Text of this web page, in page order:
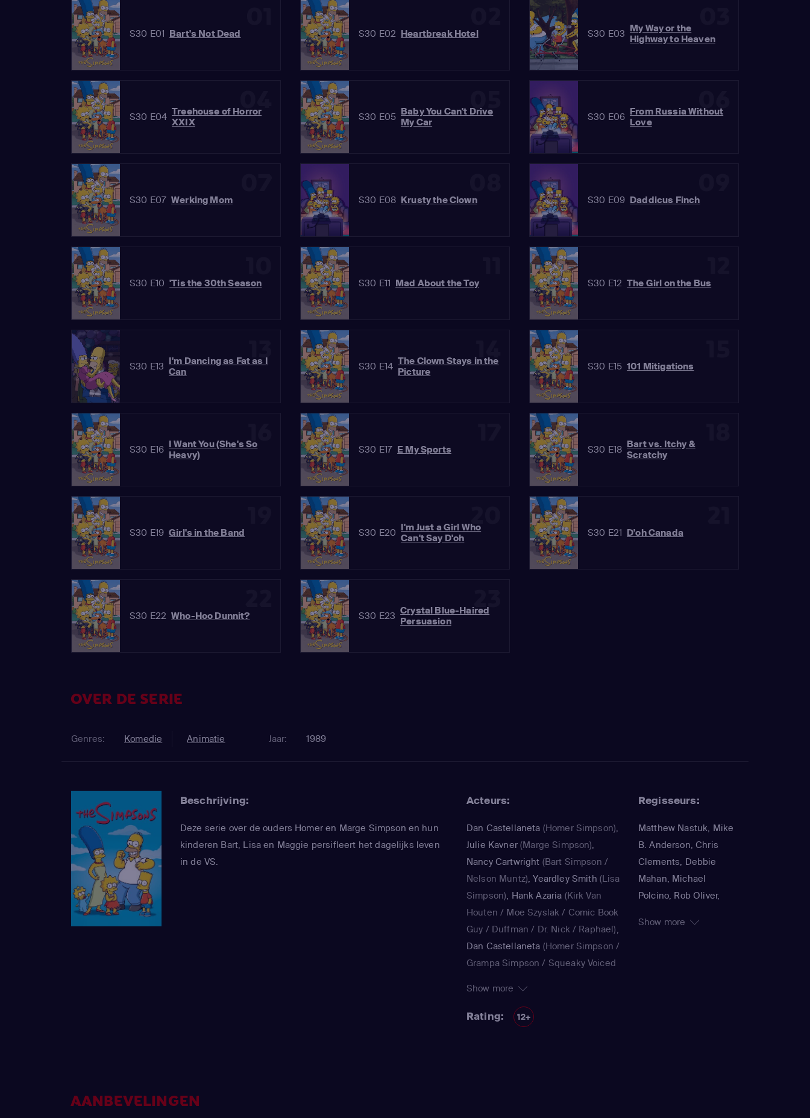
S30 E01 Bart's Not Dead S30 E02 Heartbreak Hotel S30 E03 My Way or the
Highway to Heaven
04
S30 E04 Treehouse of Horror
XXIX
05
S30 E05 Baby You Can't Drive
My Car
06
S30 E06 From Russia Without
Love
S30 E07 Werking Mom S30 E08 Krusty the Clown S30 E09 Daddicus Finch
S30 E10 'Tis the 30th Season S30 E11 Mad About the Toy S30 E12 The Girl on the Bus
13
S30 E13 I'm Dancing as Fat as I
Can
14
S30 E14 The Clown Stays in the
Picture
S30 E15 101 Mitigations
16
S30 E16 I Want You (She's So
Heavy)
S30 E17 E My Sports S30 E18 Bart vs. Itchy &
Scratchy
S30 E19 Girl's in the Band
20
S30 E20 I'm Just a Girl Who
Can't Say D'oh
S30 E21 D'oh Canada
S30 E22 Who-Hoo Dunnit?
23
S30 E23 Crystal Blue-Haired
Persuasion
OVER DE SERIE
Genres: Komedie Animatie Jaar: 1989
Beschrijving:
Deze serie over de ouders Homer en Marge Simpson en hun
kinderen Bart, Lisa en Maggie persifleert het dagelijks leven
in de VS.
Acteurs:
Dan Castellaneta (Homer Simpson),
Julie Kavner(Marge Simpson),
Nancy Cartwright (Bart Simpson /
Nelson Muntz),Yeardley Smith (Lisa
Simpson), Hank Azaria (Kirk Van
Houten / Moe Szyslak / Comic Book
Guy / Duffman / Dr. Nick / Raphael),
Dan Castellaneta (Homer Simpson /
Grampa Simpson / Squeaky Voiced
Nancy Cartwright
Kearney Zzyzwicz / voice)
Show more
Rating: 12+
Regisseurs:
Matthew Nastuk, Mike
B. Anderson, Chris
Clements, Debbie
Mahan, Michael
Polcino, Rob Oliver,
Show more
AANBEVELINGEN